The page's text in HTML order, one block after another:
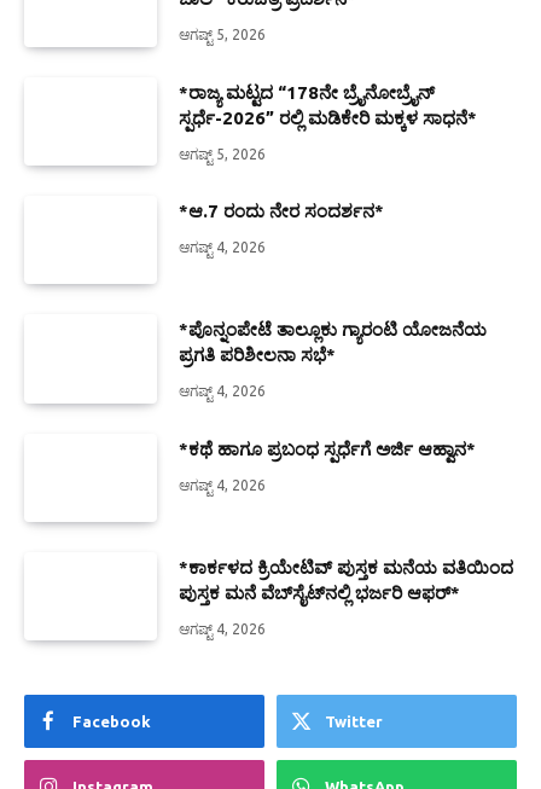
ಆಗಷ್ಟ್ 5, 2026
*ರಾಜ್ಯ ಮಟ್ಟದ “178ನೇ ಬ್ರೈನೋಬ್ರೈನ್
ಸ್ಪರ್ಧೆ-2026” ರಲ್ಲಿ ಮಡಿಕೇರಿ ಮಕ್ಕಳ ಸಾಧನೆ*
ಆಗಷ್ಟ್ 5, 2026
*ಆ.7 ರಂದು ನೇರ ಸಂದರ್ಶನ*
ಆಗಷ್ಟ್ 4, 2026
*ಪೊನ್ನಂಪೇಟೆ ತಾಲ್ಲೂಕು ಗ್ಯಾರಂಟಿ ಯೋಜನೆಯ
ಪ್ರಗತಿ ಪರಿಶೀಲನಾ ಸಭೆ*
ಆಗಷ್ಟ್ 4, 2026
*ಕಥೆ ಹಾಗೂ ಪ್ರಬಂಧ ಸ್ಪರ್ಧೆಗೆ ಅರ್ಜಿ ಆಹ್ವಾನ*
ಆಗಷ್ಟ್ 4, 2026
*ಕಾರ್ಕಳದ ಕ್ರಿಯೇಟಿವ್ ಪುಸ್ತಕ ಮನೆಯ ವತಿಯಿಂದ
ಪುಸ್ತಕ ಮನೆ ವೆಬ್‍ಸೈಟ್‍ನಲ್ಲಿ ಭರ್ಜರಿ ಆಫರ್*
ಆಗಷ್ಟ್ 4, 2026
Facebook Twitter